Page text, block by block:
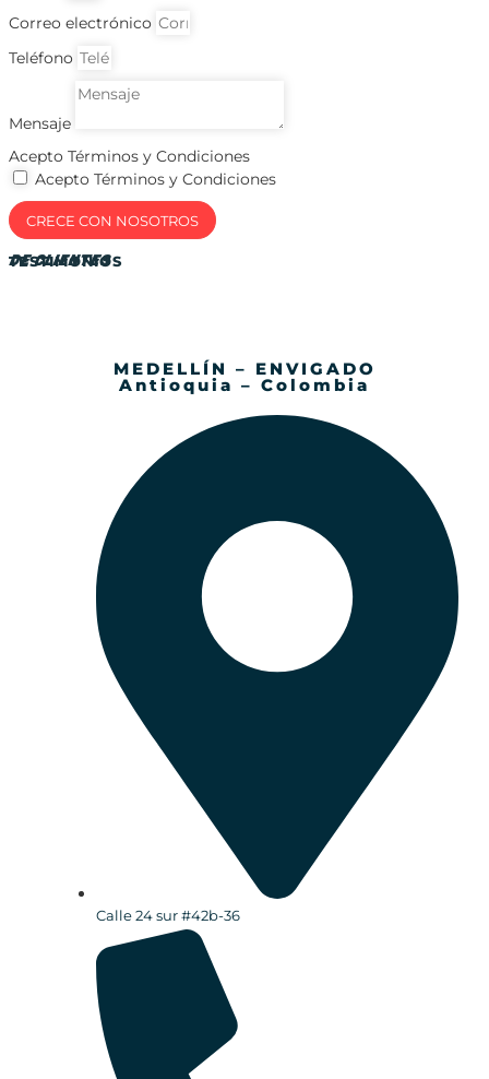
Correo electrónico
Teléfono
Mensaje
Acepto Términos y Condiciones
Acepto Términos y Condiciones
CRECE CON NOSOTROS
TESTIMONIOS
DE CLIENTES
MEDELLÍN – ENVIGADO
Antioquia – Colombia
Calle 24 sur #42b-36